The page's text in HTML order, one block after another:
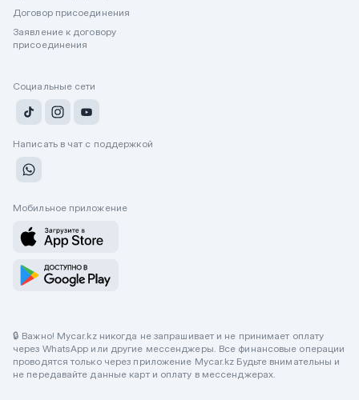
Договор присоединения
Заявление к договору
присоединения
Социальные сети
Написать в чат с поддержкой
Мобильное приложение
🔒 Важно! Mycar.kz никогда не запрашивает и не принимает оплату
через WhatsApp или другие мессенджеры. Все финансовые операции
проводятся только через приложение Mycar.kz Будьте внимательны и
не передавайте данные карт и оплату в мессенджерах.